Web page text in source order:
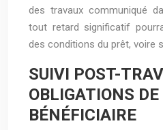
des travaux communiqué
tout retard significatif
des conditions du prêt, voire
SUIVI POST-
OBLIGATIONS
BÉNÉFICIAIRE